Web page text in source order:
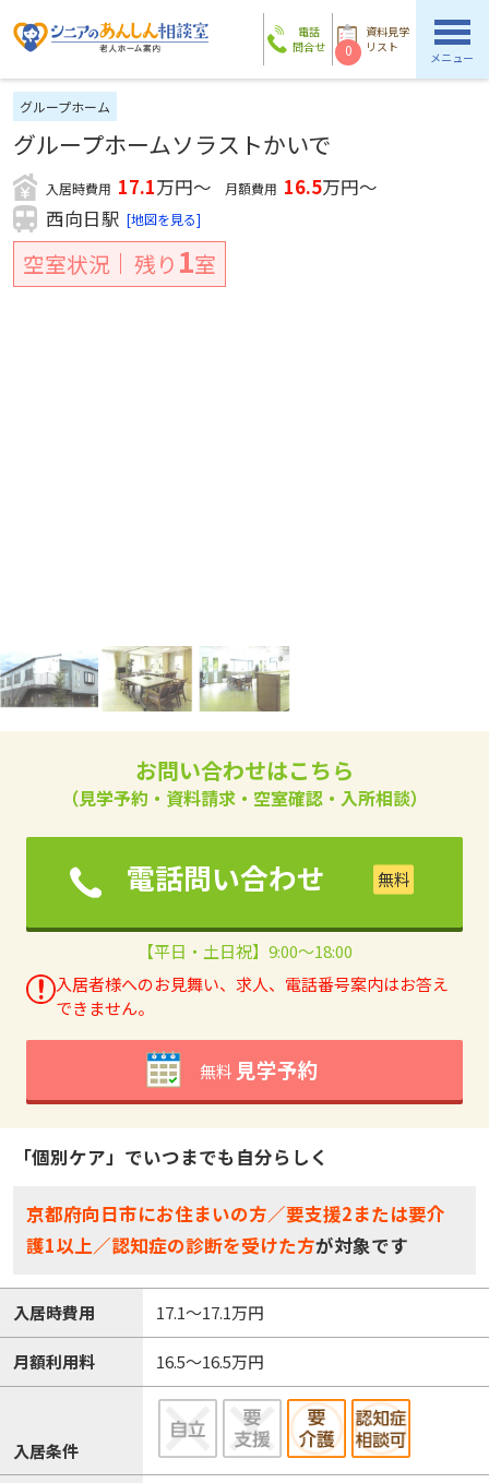
電話
問合せ
資料見学
リスト
0 メニュー
グループホーム
グループホームソラストかいで
入居時費用 17.1万円～ 月額費用 16.5万円～
西向日駅 [地図を見る]
空室状況 残り 1室
お問い合わせはこちら
（見学予約・資料請求・空室確認・入所相談）
電話問い合わせ
【平日・土日祝】9:00～18:00
入居者様へのお見舞い、求人、電話番号案内はお答え
できません。
無料 見学予約
「個別ケア」でいつまでも自分らしく
京都府向日市にお住まいの方／要支援2または要介
護1以上／認知症の診断を受けた方が対象です
入居時費用 17.1～17.1万円
月額利用料 16.5～16.5万円
入居条件